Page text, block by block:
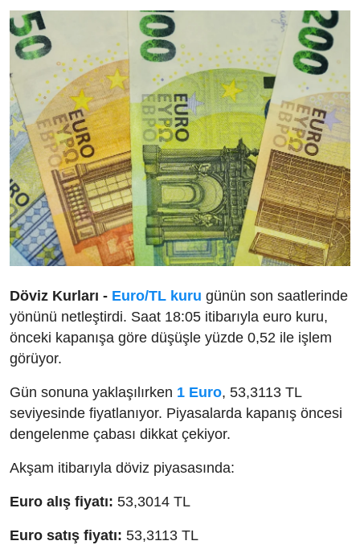
Döviz Kurları - Euro/TL kuru günün son saatlerinde
yönünü netleştirdi. Saat 18:05 itibarıyla euro kuru,
önceki kapanışa göre düşüşle yüzde 0,52 ile işlem
görüyor.
Gün sonuna yaklaşılırken 1 Euro, 53,3113 TL
seviyesinde fiyatlanıyor. Piyasalarda kapanış öncesi
dengelenme çabası dikkat çekiyor.
Akşam itibarıyla döviz piyasasında:
Euro alış fiyatı: 53,3014 TL
Euro satış fiyatı: 53,3113 TL